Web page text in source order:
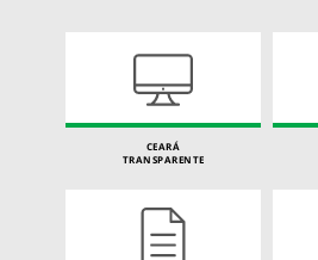
CEARÁ
TRANSPARENTE